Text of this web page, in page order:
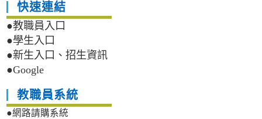
快速連結
●教職員入口
●學生入口
●新生入口、招生資訊
●Google
教職員系統
●網路請購系統